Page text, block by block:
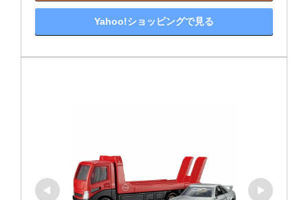
Yahoo!ショッピングで見る